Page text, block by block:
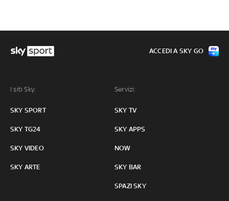
I siti Sky:
SKY SPORT
SKY TG24
SKY VIDEO
SKY ARTE
Servizi:
SKY TV
SKY APPS
NOW
SKY BAR
SPAZI SKY
ACCEDI A SKY GO